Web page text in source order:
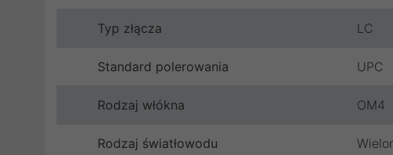
Typ złącza LC
Standard polerowania UPC
Rodzaj włókna OM4
Rodzaj światłowodu